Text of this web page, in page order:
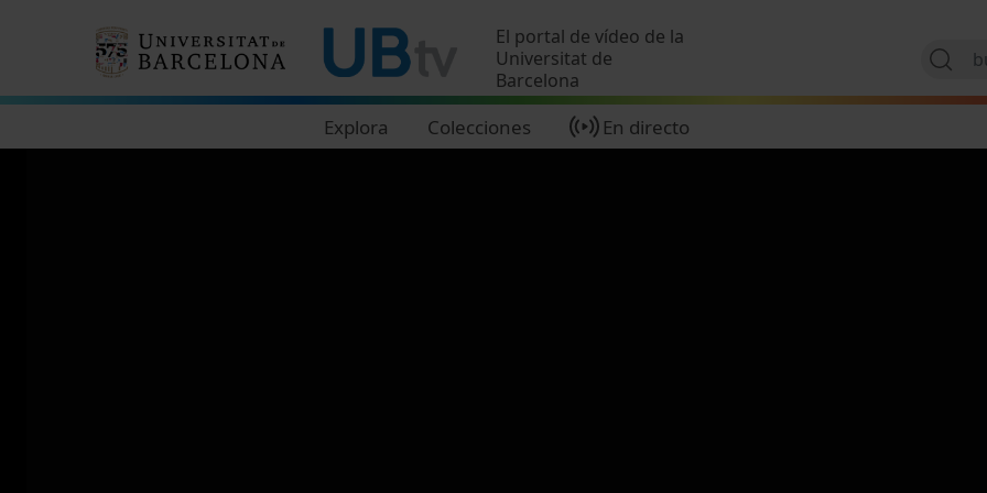
El portal de vídeo de la
Universitat de
Barcelona
Explora Colecciones En directo